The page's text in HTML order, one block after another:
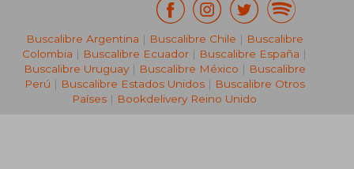
Buscalibre Argentina | Buscalibre Chile | Buscalibre
Colombia | Buscalibre Ecuador | Buscalibre España |
Buscalibre Uruguay| Buscalibre México | Buscalibre
Perú | Buscalibre Estados Unidos| Buscalibre Otros
Países | Bookdelivery Reino Unido